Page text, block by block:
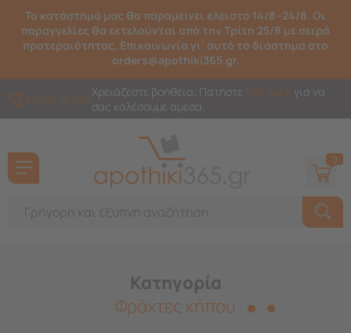
Το κατάστημά μας θα παραμείνει κλειστό 14/8–24/8. Οι
παραγγελίες θα εκτελούνται από την Τρίτη 25/8 με σειρά
προτεραιότητας. Επικοινωνία γι' αυτό το διάστημα στο
orders@apothiki365.gr.
210 23 10 365Χρειάζεστε βοήθεια; Πατήστε Call Back για να
σας καλέσουμε άμεσα.
0
Κατηγορία
Φράχτες κήπου